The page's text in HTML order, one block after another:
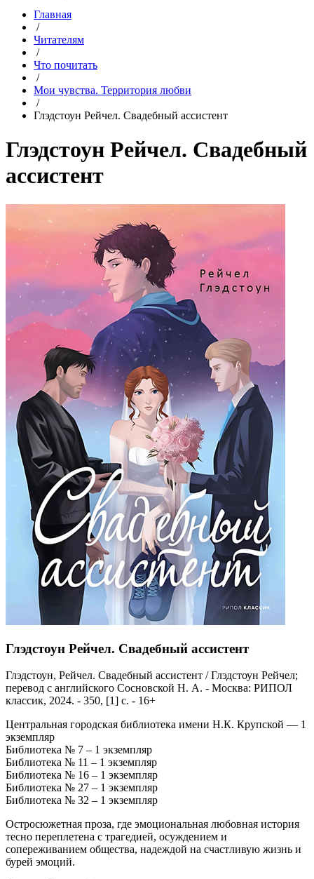
Главная
/
Читателям
/
Что почитать
/
Мои чувства. Территория любви
/
Глэдстоун Рейчел. Свадебный ассистент
Глэдстоун Рейчел. Свадебный
ассистент
Глэдстоун Рейчел. Свадебный ассистент
Глэдстоун, Рейчел. Свадебный ассистент / Глэдстоун Рейчел;
перевод с английского Сосновской Н. А. - Москва: РИПОЛ
классик, 2024. - 350, [1] с. - 16+
Центральная городская библиотека имени Н.К. Крупской — 1
экземпляр
Библиотека № 7 – 1 экземпляр
Библиотека № 11 – 1 экземпляр
Библиотека № 16 – 1 экземпляр
Библиотека № 27 – 1 экземпляр
Библиотека № 32 – 1 экземпляр
Остросюжетная проза, где эмоциональная любовная история
тесно переплетена с трагедией, осуждением и
сопереживанием общества, надеждой на счастливую жизнь и
бурей эмоций.